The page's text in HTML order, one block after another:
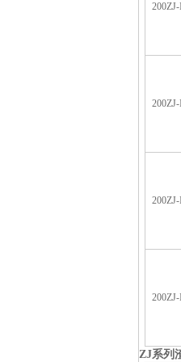
ZJ系列